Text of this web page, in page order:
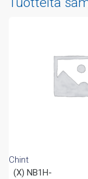
Chint
(X) NB1H-